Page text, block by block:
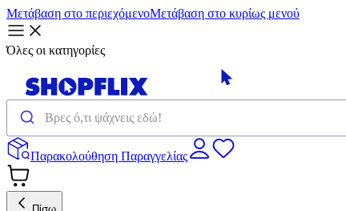
Μετάβαση στο περιεχόμενοΜετάβαση στο κυρίως μενού
Όλες οι κατηγορίες
Παρακολούθηση Παραγγελίας